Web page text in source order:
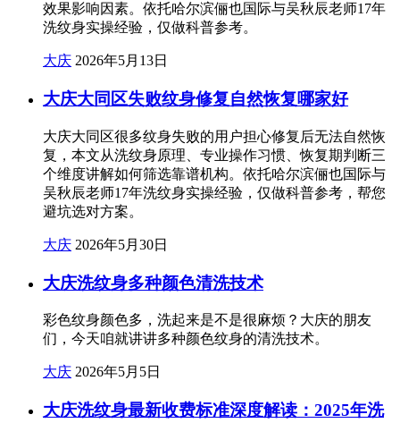
效果影响因素。依托哈尔滨俪也国际与吴秋辰老师17年
洗纹身实操经验，仅做科普参考。
大庆 2026年5月13日
大庆大同区失败纹身修复自然恢复哪家好
大庆大同区很多纹身失败的用户担心修复后无法自然恢
复，本文从洗纹身原理、专业操作习惯、恢复期判断三
个维度讲解如何筛选靠谱机构。依托哈尔滨俪也国际与
吴秋辰老师17年洗纹身实操经验，仅做科普参考，帮您
避坑选对方案。
大庆 2026年5月30日
大庆洗纹身多种颜色清洗技术
彩色纹身颜色多，洗起来是不是很麻烦？大庆的朋友
们，今天咱就讲讲多种颜色纹身的清洗技术。
大庆 2026年5月5日
大庆洗纹身最新收费标准深度解读：2025年洗